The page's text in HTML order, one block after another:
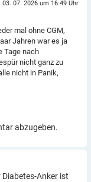
03. 07. 2026 um 16:49 Uhr
mal ohne CGM,
Jahren war es ja
Tage nach
nicht ganz zu
nicht in Panik,
abzugeben.
Anker ist